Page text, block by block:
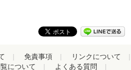
免責事項
リンクについて
について
よくある質問